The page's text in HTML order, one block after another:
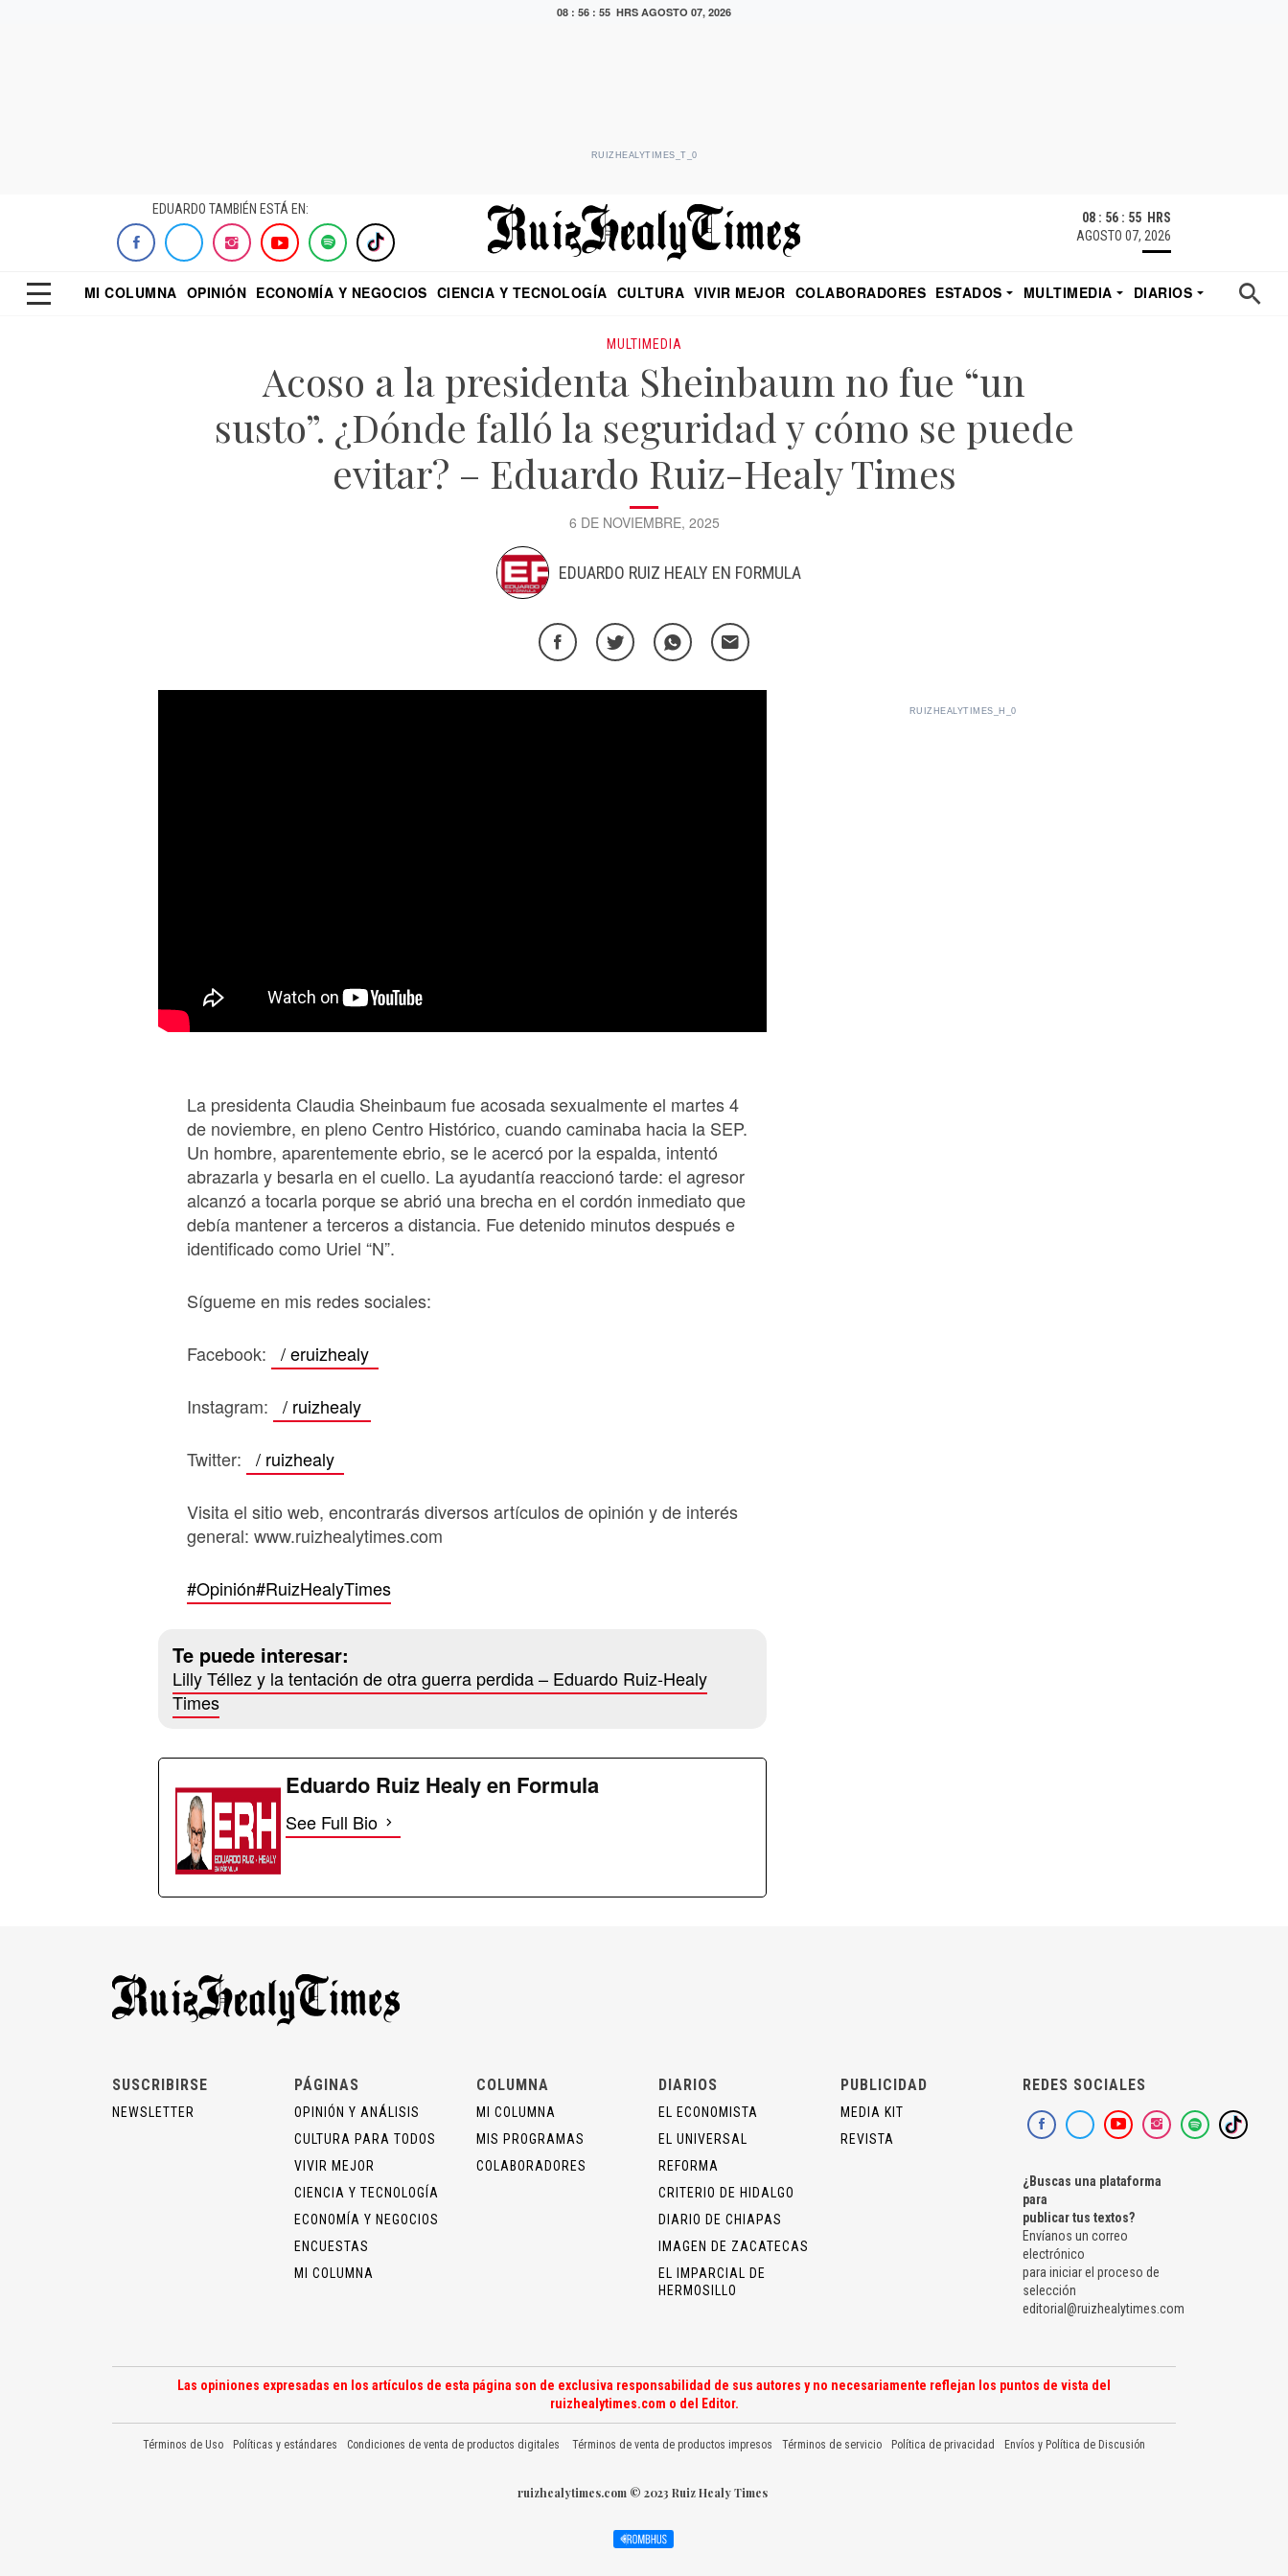
08 : 56 : 55 HRS AGOSTO 07, 2026
RUIZHEALYTIMES_T_0
EDUARDO TAMBIÉN ESTÁ EN:
08 : 56 : 55 HRS
AGOSTO 07, 2026
MI COLUMNA OPINIÓN ECONOMÍA Y NEGOCIOS CIENCIA Y TECNOLOGÍA CULTURA VIVIR MEJOR COLABORADORES ESTADOS MULTIMEDIA
DIARIOS
MULTIMEDIA
Acoso a la presidenta Sheinbaum no fue “un
susto”. ¿Dónde falló la seguridad y cómo se puede
evitar? – Eduardo Ruiz-Healy Times
6 DE NOVIEMBRE, 2025
EDUARDO RUIZ HEALY EN FORMULA
La presidenta Claudia Sheinbaum fue acosada sexualmente el martes 4
de noviembre, en pleno Centro Histórico, cuando caminaba hacia la SEP.
Un hombre, aparentemente ebrio, se le acercó por la espalda, intentó
abrazarla y besarla en el cuello. La ayudantía reaccionó tarde: el agresor
alcanzó a tocarla porque se abrió una brecha en el cordón inmediato que
debía mantener a terceros a distancia. Fue detenido minutos después e
identificado como Uriel “N”.
Sígueme en mis redes sociales:
Facebook: / eruizhealy
Instagram: / ruizhealy
Twitter: / ruizhealy
Visita el sitio web, encontrarás diversos artículos de opinión y de interés
general: www.ruizhealytimes.com
#Opinión#RuizHealyTimes
Te puede interesar:
Lilly Téllez y la tentación de otra guerra perdida – Eduardo Ruiz-Healy
Times
Eduardo Ruiz Healy en Formula
See Full Bio
RUIZHEALYTIMES_H_0
SUSCRIBIRSE
NEWSLETTER
PÁGINAS
OPINIÓN Y ANÁLISIS
CULTURA PARA TODOS
VIVIR MEJOR
CIENCIA Y TECNOLOGÍA
ECONOMÍA Y NEGOCIOS
ENCUESTAS
MI COLUMNA
COLUMNA
MI COLUMNA
MIS PROGRAMAS
COLABORADORES
DIARIOS
EL ECONOMISTA
EL UNIVERSAL
REFORMA
CRITERIO DE HIDALGO
DIARIO DE CHIAPAS
IMAGEN DE ZACATECAS
EL IMPARCIAL DE
HERMOSILLO
PUBLICIDAD
MEDIA KIT
REVISTA
REDES SOCIALES
¿Buscas una plataforma
para
publicar tus textos?
Envíanos un correo
electrónico
para iniciar el proceso de
selección
editorial@ruizhealytimes.com
Las opiniones expresadas en los artículos de esta página son de exclusiva responsabilidad de sus autores y no necesariamente reflejan los puntos de vista del
ruizhealytimes.com o del Editor.
Términos de Uso Políticas y estándares Condiciones de venta de productos digitales Términos de venta de productos impresos Términos de servicio Política de privacidad Envíos y Política de Discusión
ruizhealytimes.com © 2023 Ruiz Healy Times